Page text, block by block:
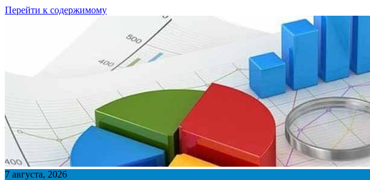
Перейти к содержимому
7 августа, 2026